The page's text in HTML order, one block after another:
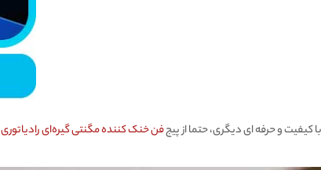
و حرفه ای دیگری، حتما از پیجفن خنک کننده مگنتی گیره‌ای رادیاتوری RGB گوشی موبایل مدل L10 اورجینال